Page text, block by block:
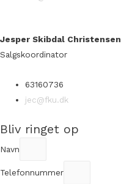
Jesper Skibdal Christensen
Salgskoordinator
63160736
jec@fku.dk
Bliv ringet op
Navn
Telefonnummer